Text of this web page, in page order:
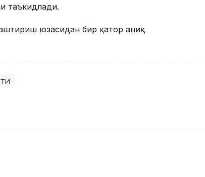
таъкидлади.
юзасидан бир қатор аниқ